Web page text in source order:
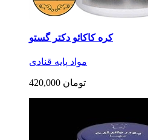
کره کاکائو دکتر گستو
مواد پایه قنادی
420,000 تومان